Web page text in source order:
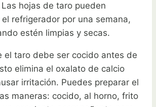
hojas de taro pueden
refrigerador por una semana,
estén limpias y secas.
el taro debe ser cocido antes de
elimina el oxalato de calcio
irritación. Puedes preparar el
maneras: cocido, al horno, frito